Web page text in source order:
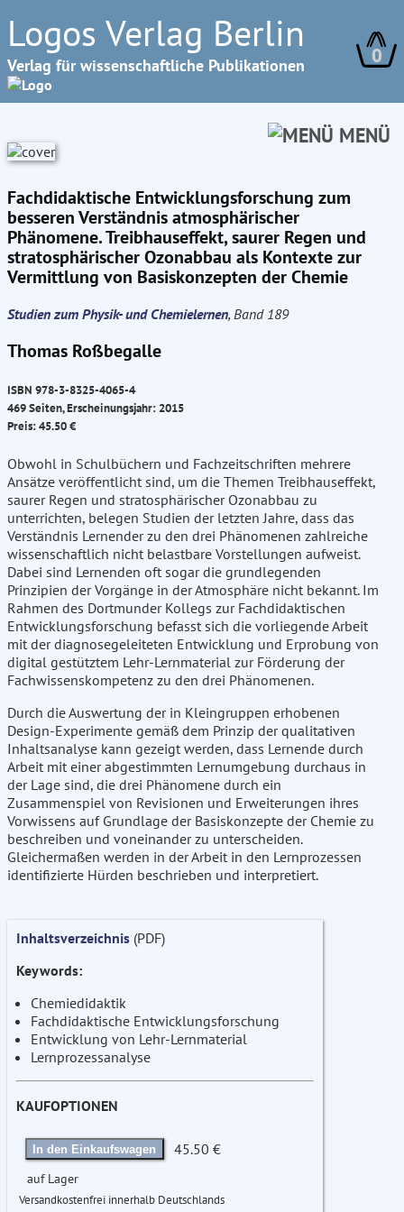
Logos Verlag Berlin
Verlag für wissenschaftliche Publikationen 0
MENÜ
Fachdidaktische Entwicklungsforschung zum
besseren Verständnis atmosphärischer
Phänomene. Treibhauseffekt, saurer Regen und
stratosphärischer Ozonabbau als Kontexte zur
Vermittlung von Basiskonzepten der Chemie
Studien zum Physik- und Chemielernen, Band 189
Thomas Roßbegalle
ISBN 978-3-8325-4065-4
469 Seiten, Erscheinungsjahr: 2015
Preis: 45.50 €
Obwohl in Schulbüchern und Fachzeitschriften mehrere
Ansätze veröffentlicht sind, um die Themen Treibhauseffekt,
saurer Regen und stratosphärischer Ozonabbau zu
unterrichten, belegen Studien der letzten Jahre, dass das
Verständnis Lernender zu den drei Phänomenen zahlreiche
wissenschaftlich nicht belastbare Vorstellungen aufweist.
Dabei sind Lernenden oft sogar die grundlegenden
Prinzipien der Vorgänge in der Atmosphäre nicht bekannt. Im
Rahmen des Dortmunder Kollegs zur Fachdidaktischen
Entwicklungsforschung befasst sich die vorliegende Arbeit
mit der diagnosegeleiteten Entwicklung und Erprobung von
digital gestütztem Lehr-Lernmaterial zur Förderung der
Fachwissenskompetenz zu den drei Phänomenen.
Durch die Auswertung der in Kleingruppen erhobenen
Design-Experimente gemäß dem Prinzip der qualitativen
Inhaltsanalyse kann gezeigt werden, dass Lernende durch
Arbeit mit einer abgestimmten Lernumgebung durchaus in
der Lage sind, die drei Phänomene durch ein
Zusammenspiel von Revisionen und Erweiterungen ihres
Vorwissens auf Grundlage der Basiskonzepte der Chemie zu
beschreiben und voneinander zu unterscheiden.
Gleichermaßen werden in der Arbeit in den Lernprozessen
identifizierte Hürden beschrieben und interpretiert.
Inhaltsverzeichnis (PDF)
Keywords:
Chemiedidaktik
Fachdidaktische Entwicklungsforschung
Entwicklung von Lehr-Lernmaterial
Lernprozessanalyse
KAUFOPTIONEN
In den Einkaufswagen 45.50 €
auf Lager
Versandkostenfrei innerhalb Deutschlands